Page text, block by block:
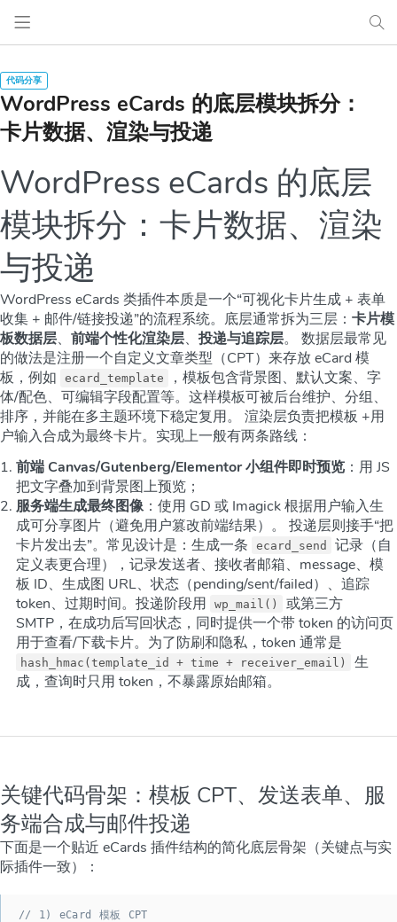
WordPress eCards 的底层模块拆分：
卡片数据、渲染与投递
WordPress eCards 的底层
模块拆分：卡片数据、渲染
与投递
WordPress eCards 类插件本质是一个“可视化卡片生成 + 表单
收集 + 邮件/链接投递”的流程系统。底层通常拆为三层： 卡片模
板数据层、 前端个性化渲染层、 投递与追踪层。 数据层最常见
的做法是注册一个自定义文章类型（CPT）来存放 eCard 模
板，例如
ecard_template
，模板包含背景图、默认文案、字
体/配色、可编辑字段配置等。这样模板可被后台维护、分组、
排序，并能在多主题环境下稳定复用。 渲染层负责把模板 +用
户输入合成为最终卡片。实现上一般有两条路线：
前端 Canvas/Gutenberg/Elementor 小组件即时预览 ：用 JS
把文字叠加到背景图上预览；
服务端生成最终图像：使用 GD 或 Imagick 根据用户输入生
成可分享图片（避免用户篡改前端结果）。 投递层则接手“把
卡片发出去”。常见设计是：生成一条
ecard_send
记录（自
定义表更合理），记录发送者、接收者邮箱、message、模
板 ID、生成图 URL、状态（pending/sent/failed）、追踪
token、过期时间。投递阶段用
wp_mail()
或第三方
SMTP，在成功后写回状态，同时提供一个带 token 的访问页
用于查看/下载卡片。为了防刷和隐私，token 通常是
hash_hmac(template_id + time + receiver_email)
生
成，查询时只用 token，不暴露原始邮箱。
关键代码骨架：模板 CPT、发送表单、服
务端合成与邮件投递
下面是一个贴近 eCards 插件结构的简化底层骨架（关键点与实
际插件一致）：
// 1) eCard 模板 CPT